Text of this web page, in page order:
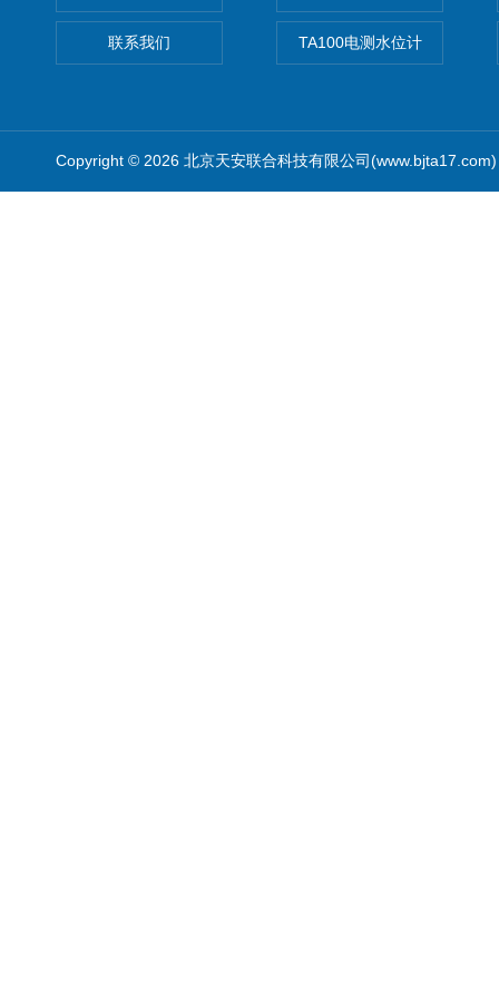
联系我们 TA100电测水位计
Copyright © 2026 北京天安联合科技有限公司